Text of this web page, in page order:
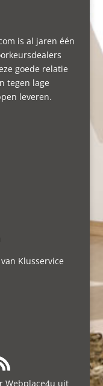
is al jaren één
goede relatie
tegen lage
leveren.
Klusservice
Webplace4u uit